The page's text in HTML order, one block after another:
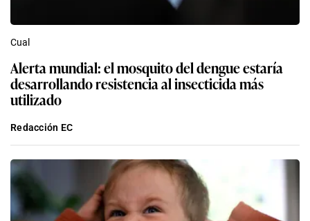
Cual
Alerta mundial: el mosquito del dengue estaría
desarrollando resistencia al insecticida más
utilizado
Redacción EC